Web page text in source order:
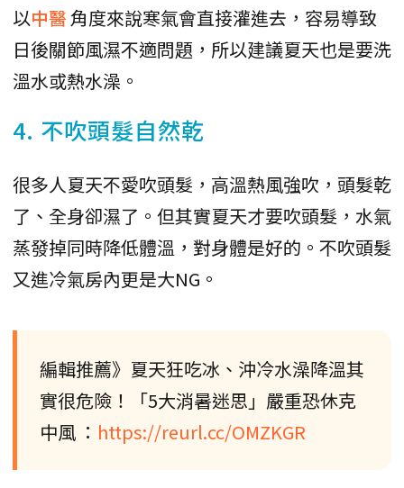
以中醫角度來說寒氣會直接灌進去，容易導致
日後關節風濕不適問題，所以建議夏天也是要洗
溫水或熱水澡。
4. 不吹頭髮自然乾
很多人夏天不愛吹頭髮，高溫熱風強吹，頭髮乾
了、全身卻濕了。但其實夏天才要吹頭髮，水氣
蒸發掉同時降低體溫，對身體是好的。不吹頭髮
又進冷氣房內更是大NG。
編輯推薦》夏天狂吃冰、沖冷水澡降溫其
實很危險！「5大消暑迷思」嚴重恐休克
中風 ： https://reurl.cc/OMZKGR